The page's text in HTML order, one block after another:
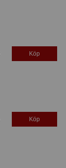
Köp
Köp